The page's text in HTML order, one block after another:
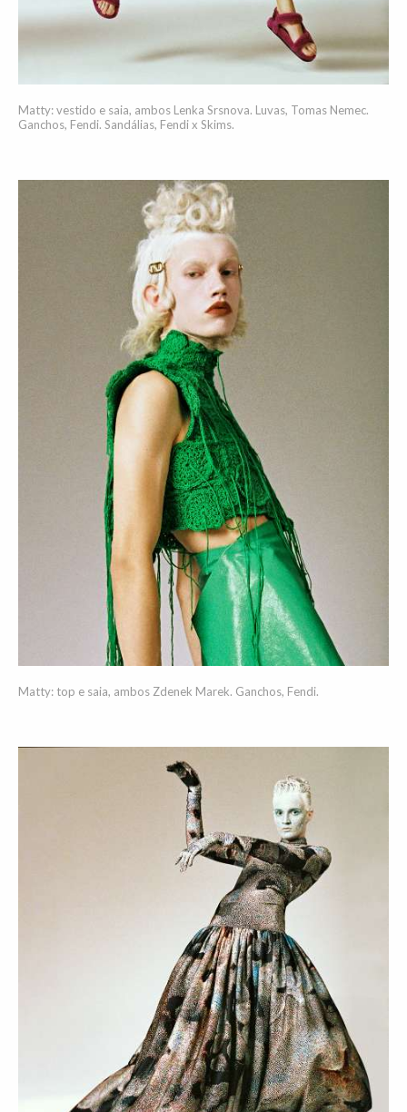
Matty: vestido e saia, ambos Lenka Srsnova. Luvas, Tomas Nemec.
Ganchos, Fendi. Sandálias, Fendi x Skims.
Matty: top e saia, ambos Zdenek Marek. Ganchos, Fendi.